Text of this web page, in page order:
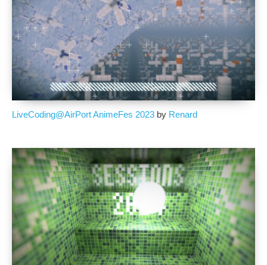
LiveCoding@AirPort AnimeFes 2023 by Renard